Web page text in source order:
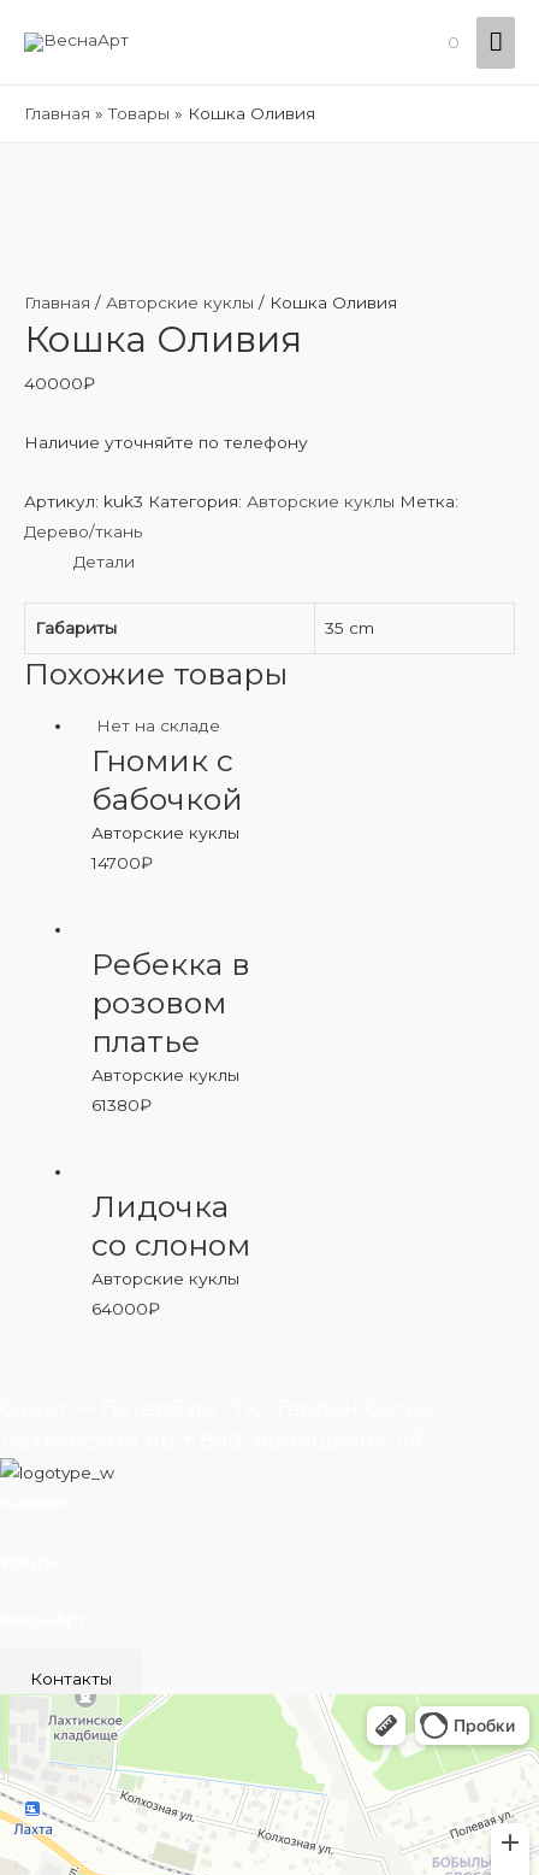
0
Главная Товары Кошка Оливия
Главная / Авторские куклы / Кошка Оливия
Кошка Оливия
40000₽
Наличие уточняйте по телефону
Артикул: kuk3 Категория: Авторские куклы Метка:
Дерево/ткань
Детали
Габариты 35 cm
Похожие товары
Нет на складе
Гномик с
бабочкой
Авторские куклы
14700₽
Ребекка в
розовом
платье
Авторские куклы
61380₽
Лидочка
со слоном
Авторские куклы
64000₽
Контакты